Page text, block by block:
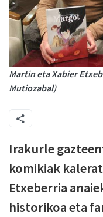
Martin eta Xabier
Mutiozabal)
Irakurle
komikiak
Etxeberria
historikoa eta